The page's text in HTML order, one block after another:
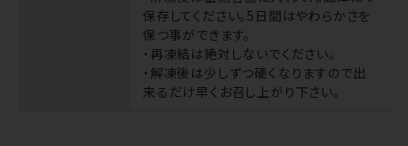
保存してください。5日間はやわらかさを
保つ事ができます。
・再凍結は絶対しないでください。
・解凍後は少しずつ硬くなりますので出
来るだけ早くお召し上がり下さい。